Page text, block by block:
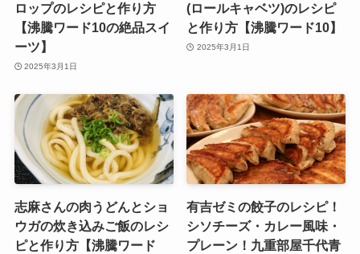
ロップのレシピと作り方
【沸騰ワード10の絶品スイ
ーツ】
2025年3月1日
(ロールキャベツ)のレシピ
と作り方【沸騰ワード10】
2025年3月1日
志麻さんの肉うどんとショ
ウガの炊き込みご飯のレシ
ピと作り方【沸騰ワード
有吉ゼミの餃子のレシピ！
シソチーズ・カレー風味・
プレーン！九重部屋千代青